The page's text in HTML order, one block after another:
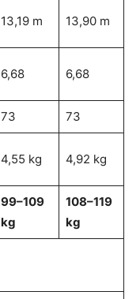
13,19 m 13,90 m
6,68 6,68
73 73
4,55 kg 4,92 kg
99–109
kg
108–119
kg